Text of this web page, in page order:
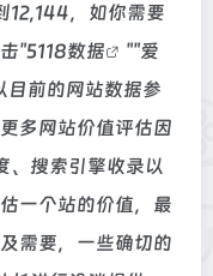
12,144，如你需要
"5118数据 ""爱
目前的网站数据参
多网站价值评估因
、搜索引擎收录以
一个站的价值，最
需要，一些确切的